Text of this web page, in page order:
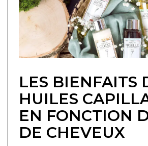
LES BIENFAITS
HUILES
EN FONCTION
DE CHEVEUX